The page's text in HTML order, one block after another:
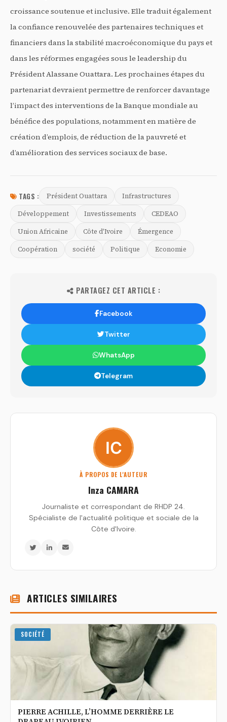
croissance soutenue et inclusive. Elle traduit également
la confiance renouvelée des partenaires techniques et
financiers dans la stabilité macroéconomique du pays et
dans les réformes engagées sous le leadership du
Président Alassane Ouattara. Les prochaines étapes du
partenariat devraient permettre de renforcer davantage
l’impact des interventions de la Banque mondiale au
bénéfice des populations, notamment en matière de
création d’emplois, de réduction de la pauvreté et
d’amélioration des services sociaux de base.
TAGS : Président Ouattara Infrastructures
Développement Investissements CEDEAO
Union Africaine Côte d'Ivoire Émergence
Coopération société Politique Economie
PARTAGEZ CET ARTICLE :
Facebook
Twitter
WhatsApp
Telegram
À PROPOS DE L'AUTEUR
Inza CAMARA
Journaliste et correspondant de RHDP 24.
Spécialiste de l'actualité politique et sociale de la
Côte d'Ivoire.
ARTICLES SIMILAIRES
SOCIÉTÉ
PIERRE ACHILLE, L’HOMME DERRIÈRE LE